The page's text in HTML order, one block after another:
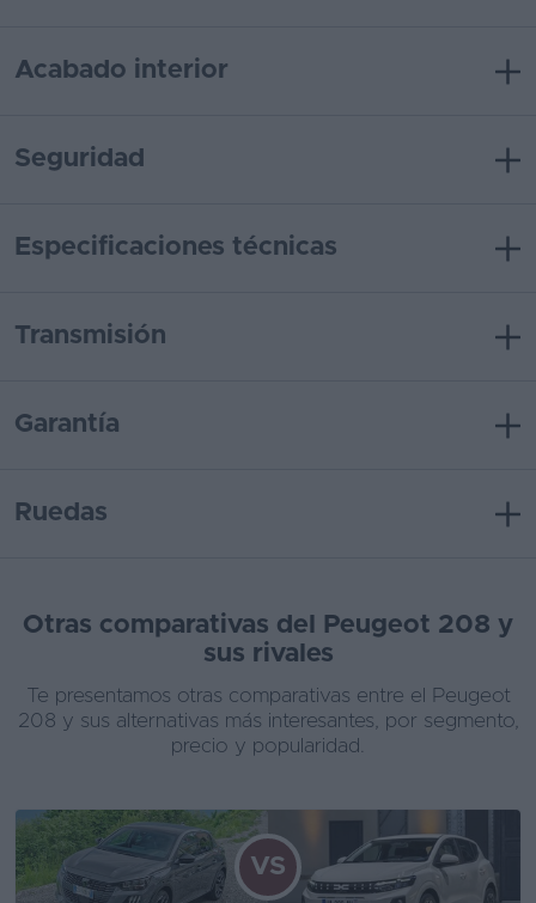
Acabado interior
Seguridad
Especificaciones técnicas
Transmisión
Garantía
Ruedas
Otras comparativas del Peugeot 208 y
sus rivales
Te presentamos otras comparativas entre el Peugeot
208 y sus alternativas más interesantes, por segmento,
precio y popularidad.
VS